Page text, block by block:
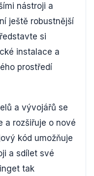
nástroji a
ještě robustnější
si
instalace a
prostředí
a vývojářů se
a rozšiřuje o nové
kód umožňuje
a sdílet své
tak